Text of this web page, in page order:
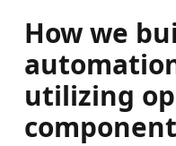
How we
utilizing